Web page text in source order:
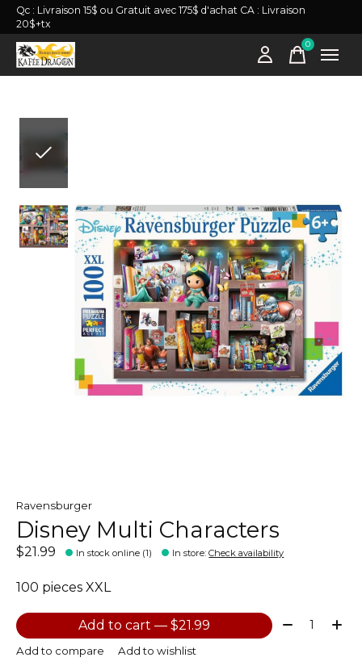
Qc : Livraison 15$ ou Gratuit avec 175$ d'achat CA : Livraison
20$+tx
0items
Ravensburger
Disney Multi Characters
$21.99 In stock online (1) In store:Check availability
100 pieces XXL
Add to cart — $21.99 Quantity:
Add to compare Add to wishlist